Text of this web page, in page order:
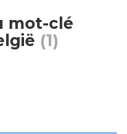
mot-clé
(1)